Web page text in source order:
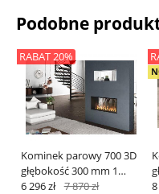
Podobne
Kominek parowy 700 3D
głębokość 300 mm 1
kolor
RABAT 20%
6 296 zł 7 870 zł